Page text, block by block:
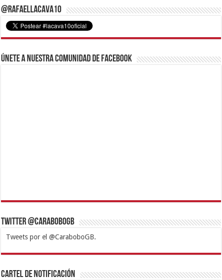
@RafaelLacava10
Únete a nuestra comunidad de Facebook
Twitter @CaraboboGB
Tweets por el @CaraboboGB.
1xbetBetturkeyBetistKralbetSupertotobetTipobetMatadorbetMariobet
https://mvbcasino.com/
Cartel de Notificación